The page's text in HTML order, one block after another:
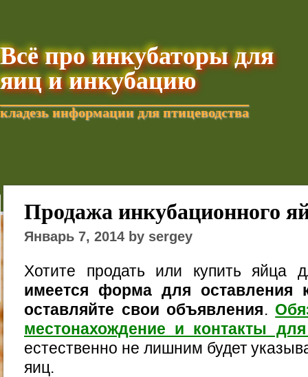
Всё про инкубаторы для
яиц и инкубацию
кладезь информации для птицеводства
Добавить текущую
Продажа инкубационного
Январь 7, 2014 by sergey
Хотите продать или купить яйца
имеется форма для оставления
оставляйте свои объявления.
местонахождение и контакты
естественно не лишним будет
яиц.